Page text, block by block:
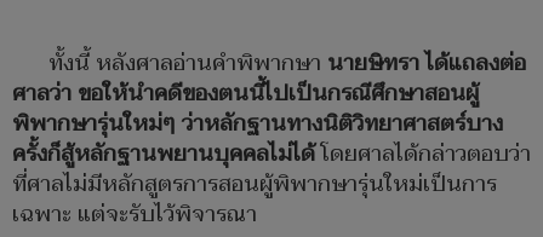
ทั้งนี้ หลังศาลอ่านคำพิพากษา นายษิทรา ได้แถลงต่อ
ศาลว่า ขอให้นำคดีของตนนี้ไปเป็นกรณีศึกษาสอนผู้
พิพากษารุ่นใหม่ๆ ว่าหลักฐานทางนิติวิทยาศาสตร์บาง
ครั้งก็สู้หลักฐานพยานบุคคลไม่ได้โดยศาลได้กล่าวตอบว่า
ที่ศาลไม่มีหลักสูตรการสอนผู้พิพากษารุ่นใหม่เป็นการ
เฉพาะ แต่จะรับไว้พิจารณา